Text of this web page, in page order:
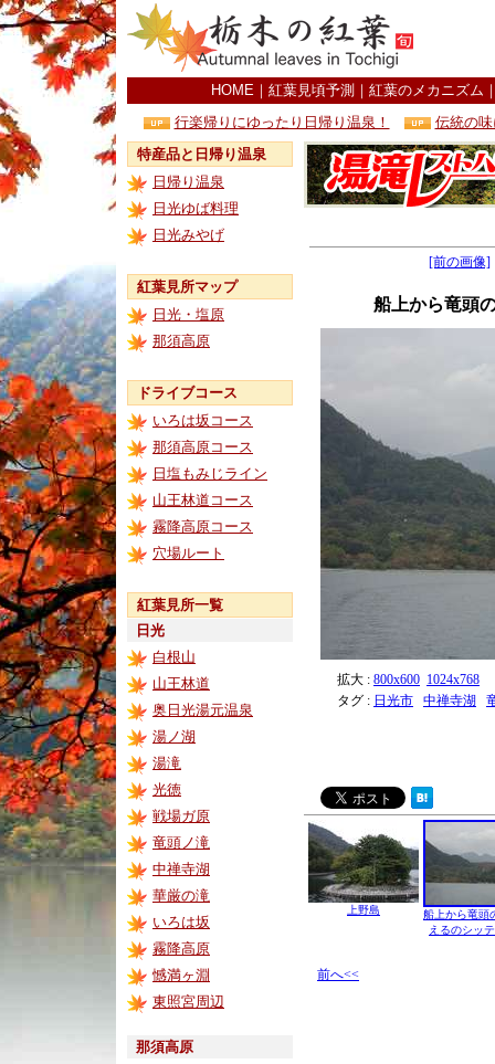
HOME ｜ 紅葉見頃予測 ｜ 紅葉のメカニズム
行楽帰りにゆったり日帰り温泉！
伝統の
特産品と日帰り温泉
日帰り温泉
日光ゆば料理
日光みやげ
紅葉見所マップ
日光・塩原
那須高原
ドライブコース
いろは坂コース
那須高原コース
日塩もみじライン
山王林道コース
霧降高原コース
穴場ルート
紅葉見所一覧
日光
白根山
山王林道
奥日光湯元温泉
湯ノ湖
湯滝
光徳
戦場ガ原
竜頭ノ滝
中禅寺湖
華厳の滝
いろは坂
霧降高原
憾満ヶ淵
東照宮周辺
那須高原
[前の画像]
船上から竜頭
拡大 : 800x600 1024x768
タグ : 日光市 中禅寺湖
上野島
船上から竜頭
えるのシッ
前へ<<